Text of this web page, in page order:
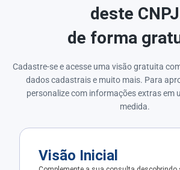
deste CNPJ
de forma
Cadastre-se e acesse uma visão gratuita
dados cadastrais e muito mais. Para
personalize com informações extras em
medida.
Visão Inicial